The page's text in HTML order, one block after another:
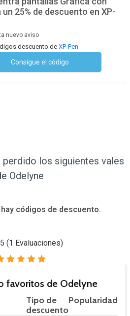
un 25% de descuento en XP-
nuevo aviso
descuento de XP-Pen
Consigue el código
los siguientes vales
Odelyne
códigos de descuento.
5 (1 Evaluaciones)
favoritos de Odelyne
Tipo de
descuento
Popularidad